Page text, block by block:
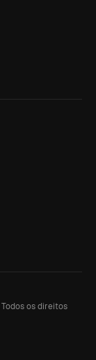
Todos os direitos